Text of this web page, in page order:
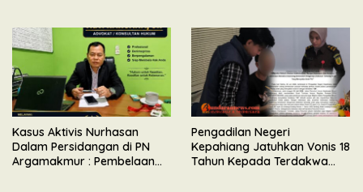
Kasus Aktivis Nurhasan
Dalam Persidangan di PN
Argamakmur : Pembelaan
Pengadilan Negeri
Kepahiang Jatuhkan Vonis 18
Tahun Kepada Terdakwa